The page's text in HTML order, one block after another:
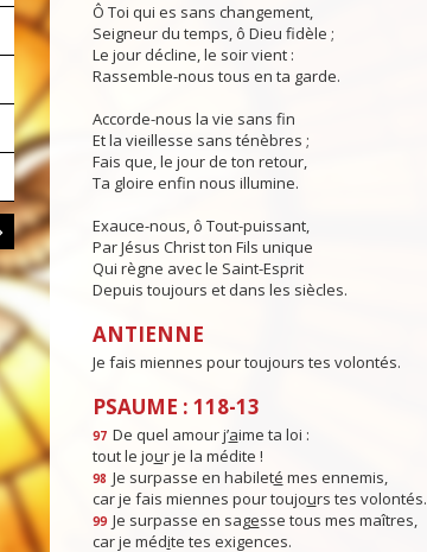
Ô Toi qui es sans changement,
Seigneur du temps, ô Dieu fidèle ;
Le jour décline, le soir vient :
Rassemble-nous tous en ta garde.
Accorde-nous la vie sans fin
Et la vieillesse sans ténèbres ;
Fais que, le jour de ton retour,
Ta gloire enfin nous illumine.
Exauce-nous, ô Tout-puissant,
Par Jésus Christ ton Fils unique
Qui règne avec le Saint-Esprit
Depuis toujours et dans les siècles.
ANTIENNE
Je fais miennes pour toujours tes volontés.
PSAUME : 118-13
97 De quel amour j’aime ta loi :
tout le jour je la médite !
98 Je surpasse en habileté mes ennemis,
car je fais miennes pour toujours tes volontés.
99 Je surpasse en sagesse tous mes maîtres,
car je médite tes exigences.